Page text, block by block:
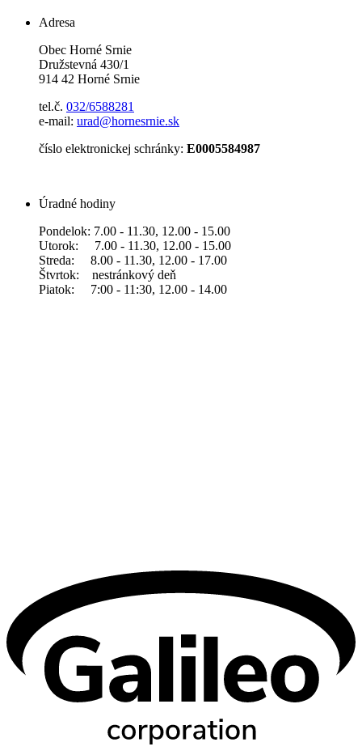
Adresa
Obec Horné Srnie
Družstevná 430/1
914 42 Horné Srnie
tel.č. 032/6588281
e-mail: urad@hornesrnie.sk
číslo elektronickej schránky: E0005584987
Úradné hodiny
Pondelok: 7.00 - 11.30, 12.00 - 15.00
Utorok: 7.00 - 11.30, 12.00 - 15.00
Streda: 8.00 - 11.30, 12.00 - 17.00
Štvrtok: nestránkový deň
Piatok: 7:00 - 11:30, 12.00 - 14.00